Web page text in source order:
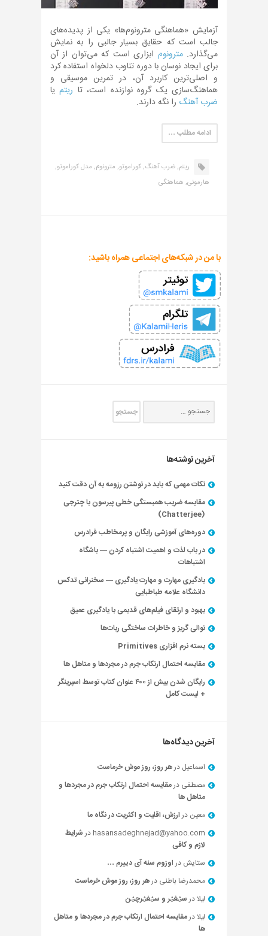
آزمایش «هماهنگی مترونوم‌ها» یکی از پدیده‌های
جالب است که حقایق بسیار جالبی را به نمایش
می‌گذارد.مترونوم ابزاری است که می‌توان از آن
برای ایجاد نوسان با دوره تناوب دلخواه استفاده کرد
و اصلی‌ترین کاربرد آن، در تمرین موسیقی و
هماهنگ‌سازی یک گروه نوازنده است، تا ریتمیا
ضرب آهنگ را نگه دارند.
ادامه مطلب …
ریتم,ضرب آهنگ,کوراموتو, مترونوم, مدل کوراموتو,
هارمونی, هماهنگی
با من در شبکه‌های اجتماعی همراه باشید:
آخرین نوشته‌ها
نکات مهمی که باید در نوشتن رزومه به آن دقت کنید
مقایسه ضریب همبستگی خطی پیرسون با چترجی
(Chatterjee)
دوره‌های آموزشی رایگان و پرمخاطب فرادرس
در باب لذت و اهمیت اشتباه کردن — باشگاه
اشتباهات
یادگیری مهارت و مهارت یادگیری — سخنرانی تدکس
دانشگاه علامه طباطبایی
بهبود و ارتقای فیلم‌های قدیمی با یادگیری عمیق
توالی گریز و خاطرات ساختگی ربات‌ها
بسته نرم افزاری Primitives
مقایسه احتمال ارتکاب جرم در مجردها و متاهل ها
رایگان شدن بیش از ۴۰۰ عنوان کتاب توسط اسپرینگر
+ لیست کامل
آخرین دیدگاه‌ها
اسماعیل درهر روز، روز موش خرماست
مصطفی درمقایسه احتمال ارتکاب جرم در مجردها و
متاهل ها
معین درارزش، اقلیت و اکثریت در نگاه ما
hasansadeghnejad@yahoo.com درشرایط
لازم و کافی
ستایش دراوزوم سنه آی دییرم …
محمدرضا باطنی درهر روز، روز موش خرماست
لیلادرسؽغؽر و سؽغؽرچؽن
لیلادرمقایسه احتمال ارتکاب جرم در مجردها و متاهل
ها